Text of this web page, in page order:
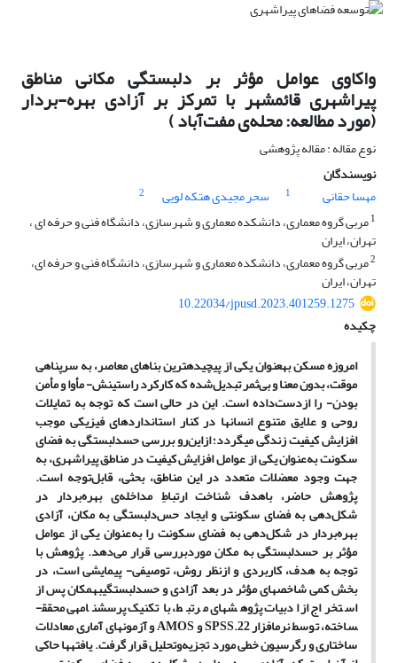
واکاوی عوامل مؤثر بر دلبستگی مکانی مناطق
پیراشهری قائمشهر با تمرکز بر آزادی بهره-بردار
(مورد مطالعه: محله‌ی مفت‌آباد )
نوع مقاله : مقاله پژوهشی
نویسندگان
مهسا حقانی
1 سحر مجیدی هتکه لویی
2
1مربی گروه معماری، دانشکده معماری و شهرسازی، دانشگاه فنی و حرفه ای ،
تهران، ایران
2مربی گروه معماری، دانشکده معماری و شهرسازی، دانشگاه فنی و حرفه ای،
تهران، ایران
10.22034/jpusd.2023.401259.1275
چکیده
امروزه مسکن به­عنوان یکی از پیچیده­ترین بناهای معاصر، به سرپناهی
موقت، بدون معنا و بی‌ثمر تبدیل‌شده که کارکرد راستینش- مأوا و مأمن
بودن- را ازدست‌داده است. این در حالی است که توجه به تمایلات
روحی و علایق متنوع انسان­ها در کنار استانداردهای فیزیکی موجب
افزایش کیفیت زندگی می­گردد؛ ازاین‌رو بررسی حس­دلبستگی به فضای
سکونت به‌عنوان یکی از عوامل افزایش کیفیت در مناطق پیراشهری، به
جهت وجود معضلات متعدد در این مناطق، بحثی، قابل‌توجه است.
پژوهش حاضر، باهدف شناخت ارتباطِ مداخله‌ی بهره‌بردار در
شکل‌دهی به فضای سکونتی و ایجاد حس‌دلبستگی به مکان، آزادی
بهره‌بردار در شکل‌دهی به فضای سکونت را به‌عنوان یکی از عوامل
مؤثر بر حس­دلبستگی به مکان موردبررسی قرار می‌دهد. پژوهش با
توجه به هدف، کاربردی و ازنظر روش، توصیفی- پیمایشی است، در
بخش کمی شاخص­های مؤثر در بعد آزادی و حس­دلبستگی­به­مکان پس از
استخراج از ادبیات پژوهش­های مرتبط، با تکنیک پرسشنامه­ی محقق­
ساخته، توسط نرم­افزار SPSS.22 و AMOS و آزمون­های آماری معادلات
ساختاری و رگرسیون خطی مورد تجزیه‌وتحلیل قرار گرفت. یافته­ها حاکی